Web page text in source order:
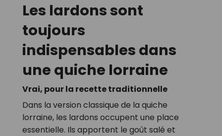
Les lardons sont
toujours
indispensables dans
une quiche lorraine
Vrai, pour la recette traditionnelle
Dans la version classique de la quiche
lorraine, les lardons occupent une place
essentielle. Ils apportent le goût salé et